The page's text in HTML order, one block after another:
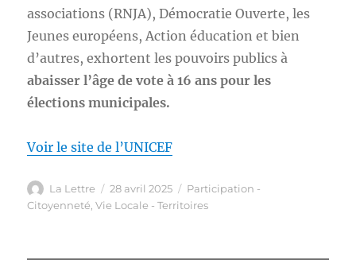
associations (RNJA), Démocratie Ouverte, les
Jeunes européens, Action éducation et bien
d’autres, exhortent les pouvoirs publics à
abaisser l’âge de vote à 16 ans pour les
élections municipales.
Voir le site de l’UNICEF
Auteur
La Lettre
Publié
le
28 avril 2025 Catégories
Participation -
Citoyenneté ,Vie Locale - Territoires